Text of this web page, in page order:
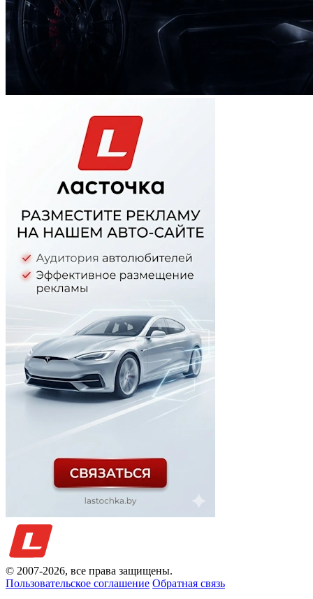
© 2007-2026, все права защищены.
Пользовательское соглашение Обратная связь